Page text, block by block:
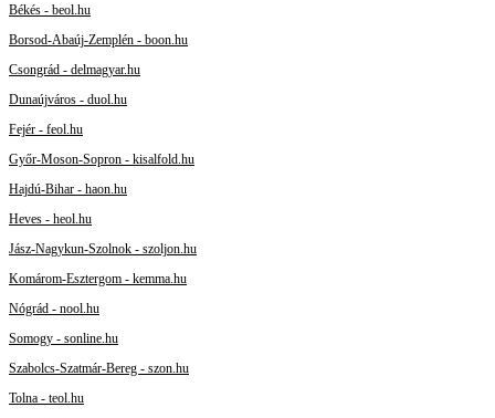
Békés - beol.hu
Borsod-Abaúj-Zemplén - boon.hu
Csongrád - delmagyar.hu
Dunaújváros - duol.hu
Fejér - feol.hu
Győr-Moson-Sopron - kisalfold.hu
Hajdú-Bihar - haon.hu
Heves - heol.hu
Jász-Nagykun-Szolnok - szoljon.hu
Komárom-Esztergom - kemma.hu
Nógrád - nool.hu
Somogy - sonline.hu
Szabolcs-Szatmár-Bereg - szon.hu
Tolna - teol.hu